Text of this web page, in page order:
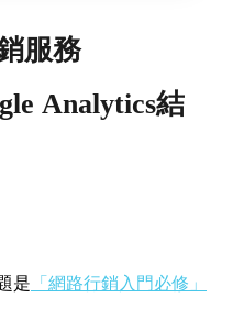
服務
Analytics結
是 「網路行銷入門必修」